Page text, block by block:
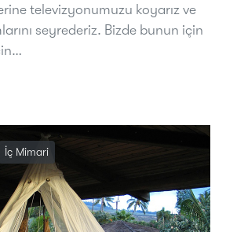
televizyonumuzu koyarız ve
seyrederiz. Bizde bunun için
İç Mimari